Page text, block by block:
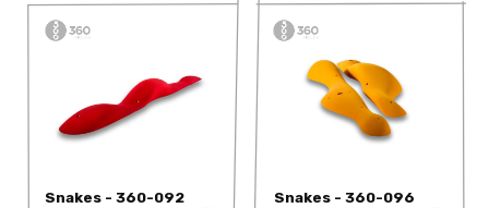
Snakes - 360-092 Snakes - 360-096